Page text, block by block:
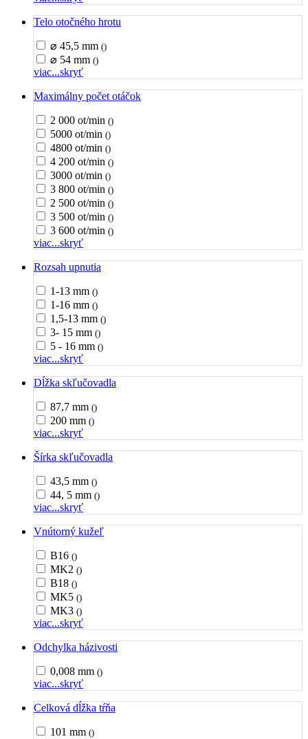
Telo otočného hrotu
⌀ 45,5 mm ()
⌀ 54 mm ()
viac...skryť
Maximálny počet otáčok
2 000 ot/min ()
5000 ot/min ()
4800 ot/min ()
4 200 ot/min ()
3000 ot/min ()
3 800 ot/min ()
2 500 ot/min ()
3 500 ot/min ()
3 600 ot/min ()
viac...skryť
Rozsah upnutia
1-13 mm ()
1-16 mm ()
1,5-13 mm ()
3- 15 mm ()
5 - 16 mm ()
viac...skryť
Dĺžka skľučovadla
87,7 mm ()
200 mm ()
viac...skryť
Šírka skľučovadla
43,5 mm ()
44, 5 mm ()
viac...skryť
Vnútorný kužeľ
B16 ()
MK2 ()
B18 ()
MK5 ()
MK3 ()
viac...skryť
Odchylka házivosti
0,008 mm ()
viac...skryť
Celková dĺžka tŕňa
101 mm ()